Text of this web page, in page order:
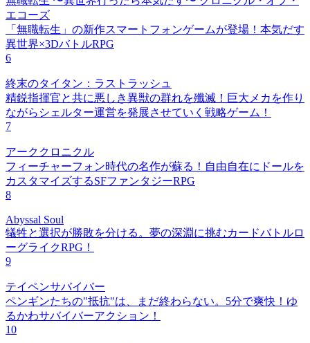
エコーズ
「無職転生」の新作スマートフォンゲームが登場！本気だす
異世界×3DバトルRPG
6
終末のタイタン：ラストラッシュ
精鋭指揮官と共に悪しき異獣の群れを殲滅！巨大メカを作り
ながらシェルター運営を発展させていく戦略ゲーム！
7
アーククロニクル
フィーチャーフォン時代の名作が蘇る！自由自在にドールを
カスタマイズするSFファンタジーRPG
8
Abyssal Soul
犠牲と選択が勝敗を分ける。夢の深淵に挑むカードバトルロ
ーグライクRPG！
9
テイペンサバイバー
ペンギンたちの"抵抗"は、まだ終わらない。5分で爽快！ゆ
るかわサバイバーアクション！
10